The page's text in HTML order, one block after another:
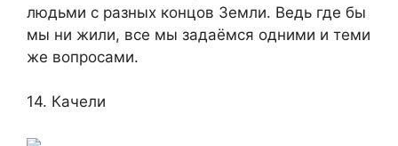
людьми с разных концов Земли. Ведь где бы
мы ни жили, все мы задаёмся одними и теми
же вопросами.
14. Качели